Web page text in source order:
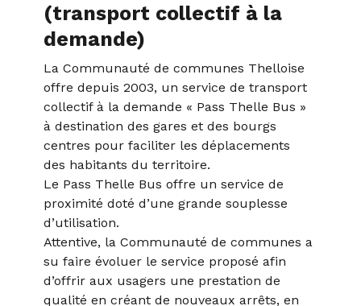
(transport collectif à la
demande)
La Communauté de communes Thelloise
offre depuis 2003, un service de transport
collectif à la demande « Pass Thelle Bus »
à destination des gares et des bourgs
centres pour faciliter les déplacements
des habitants du territoire.
Le Pass Thelle Bus offre un service de
proximité doté d’une grande souplesse
d’utilisation.
Attentive, la Communauté de communes a
su faire évoluer le service proposé afin
d’offrir aux usagers une prestation de
qualité en créant de nouveaux arrêts, en